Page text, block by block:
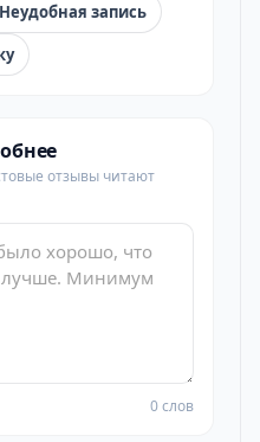
Неудобная запись
отзывы читают
0 слов